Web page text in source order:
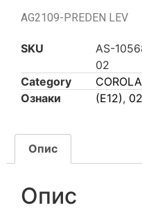
AG2109-PREDEN LEV
SKU
AS-
02
Category
Ознаки
(E12), 02
Опис
Опис